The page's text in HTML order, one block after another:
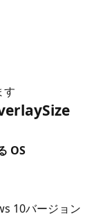
す
OS
10バージョン